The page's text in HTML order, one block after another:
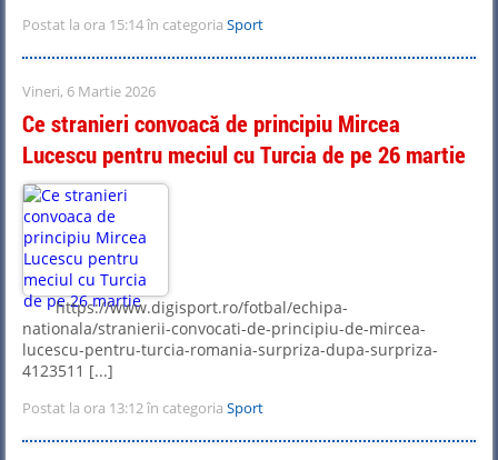
Postat la ora 15:14 în categoria Sport
Vineri, 6 Martie 2026
Ce stranieri convoacă de principiu Mircea
Lucescu pentru meciul cu Turcia de pe 26 martie
https://www.digisport.ro/fotbal/echipa-
nationala/stranierii-convocati-de-principiu-de-mircea-
lucescu-pentru-turcia-romania-surpriza-dupa-surpriza-
4123511 [...]
Postat la ora 13:12 în categoria Sport